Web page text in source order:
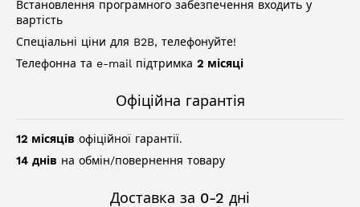
Встановлення програмного забезпечення входить у
вартість
Спеціальні ціни для B2B, телефонуйте!
Телефонна та e-mail підтримка 2 місяці
Офіційна гарантія
12 місяців офіційної гарантії.
14 днів на обмін/повернення товару
Доставка за 0-2 дні